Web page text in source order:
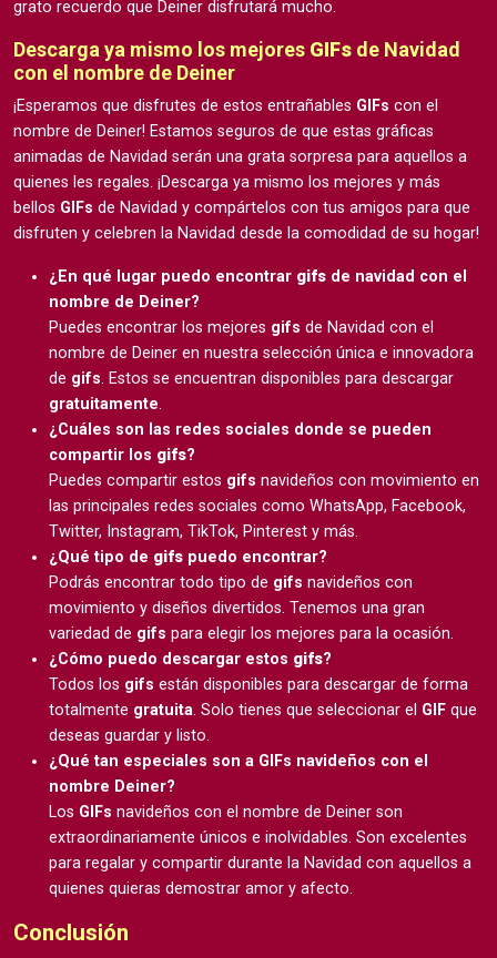
grato recuerdo que Deiner disfrutará mucho.
Descarga ya mismo los mejores GIFs de Navidad
con el nombre de Deiner
¡Esperamos que disfrutes de estos entrañables GIFs con el
nombre de Deiner! Estamos seguros de que estas gráficas
animadas de Navidad serán una grata sorpresa para aquellos a
quienes les regales. ¡Descarga ya mismo los mejores y más
bellos GIFs de Navidad y compártelos con tus amigos para que
disfruten y celebren la Navidad desde la comodidad de su hogar!
¿En qué lugar puedo encontrar gifs de navidad con el
nombre de Deiner?
Puedes encontrar los mejores gifs de Navidad con el
nombre de Deiner en nuestra selección única e innovadora
de gifs. Estos se encuentran disponibles para descargar
gratuitamente.
¿Cuáles son las redes sociales donde se pueden
compartir los gifs?
Puedes compartir estos gifs navideños con movimiento en
las principales redes sociales como WhatsApp, Facebook,
Twitter, Instagram, TikTok, Pinterest y más.
¿Qué tipo de gifs puedo encontrar?
Podrás encontrar todo tipo de gifs navideños con
movimiento y diseños divertidos. Tenemos una gran
variedad de gifs para elegir los mejores para la ocasión.
¿Cómo puedo descargar estos gifs?
Todos los gifs están disponibles para descargar de forma
totalmente gratuita. Solo tienes que seleccionar el GIF que
deseas guardar y listo.
¿Qué tan especiales son a GIFs navideños con el
nombre Deiner?
Los GIFs navideños con el nombre de Deiner son
extraordinariamente únicos e inolvidables. Son excelentes
para regalar y compartir durante la Navidad con aquellos a
quienes quieras demostrar amor y afecto.
Conclusión